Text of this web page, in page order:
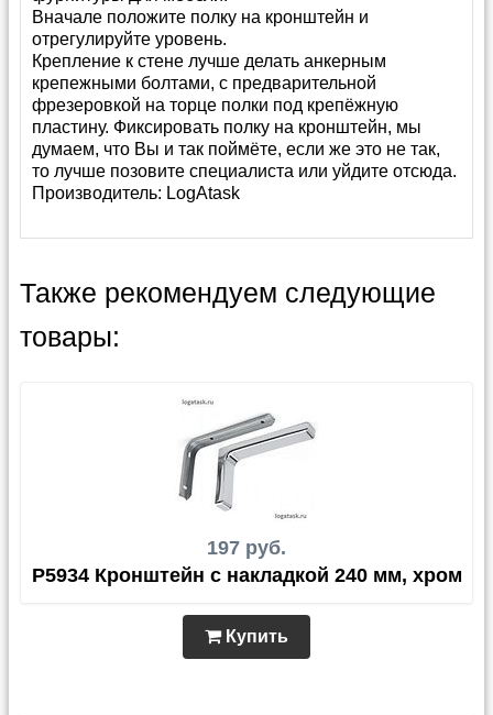
Вначале положите полку на кронштейн и
отрегулируйте уровень.
Крепление к стене лучше делать анкерным
крепежными болтами, с предварительной
фрезеровкой на торце полки под крепёжную
пластину. Фиксировать полку на кронштейн, мы
думаем, что Вы и так поймёте, если же это не так,
то лучше позовите специалиста или уйдите отсюда.
Производитель: LogAtask
Также рекомендуем следующие
товары:
197 руб.
P5934 Кронштейн с накладкой 240 мм, хром
Купить